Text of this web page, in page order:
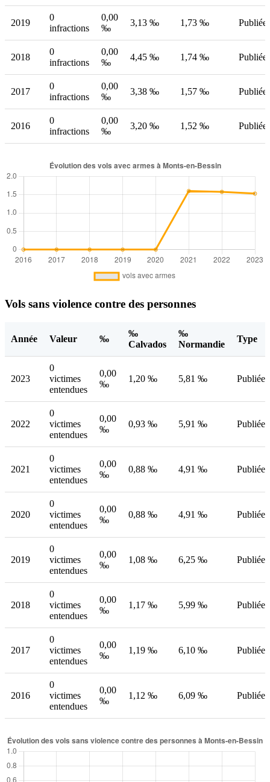
2019
0
infractions
0,00
‰
3,13 ‰ 1,73 ‰ Publiée
2018
0
infractions
0,00
‰
4,45 ‰ 1,74 ‰ Publiée
2017
0
infractions
0,00
‰
3,38 ‰ 1,57 ‰ Publiée
2016
0
infractions
0,00
‰
3,20 ‰ 1,52 ‰ Publiée
Vols sans violence contre des personnes
Année Valeur ‰
‰
Calvados
‰
Normandie
Type
2023
0
victimes
entendues
0,00
‰
1,20 ‰ 5,81 ‰ Publiée
2022
0
victimes
entendues
0,00
‰
0,93 ‰ 5,91 ‰ Publiée
2021
0
victimes
entendues
0,00
‰
0,88 ‰ 4,91 ‰ Publiée
2020
0
victimes
entendues
0,00
‰
0,88 ‰ 4,91 ‰ Publiée
2019
0
victimes
entendues
0,00
‰
1,08 ‰ 6,25 ‰ Publiée
2018
0
victimes
entendues
0,00
‰
1,17 ‰ 5,99 ‰ Publiée
2017
0
victimes
entendues
0,00
‰
1,19 ‰ 6,10 ‰ Publiée
2016
0
victimes
entendues
0,00
‰
1,12 ‰ 6,09 ‰ Publiée